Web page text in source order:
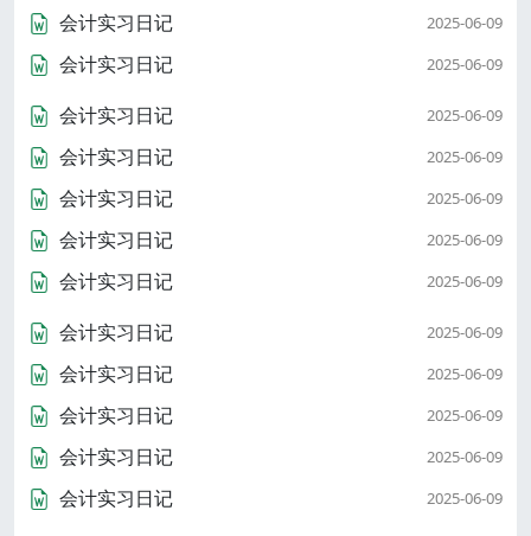
会计实习日记 2025-06-09
会计实习日记 2025-06-09
会计实习日记 2025-06-09
会计实习日记 2025-06-09
会计实习日记 2025-06-09
会计实习日记 2025-06-09
会计实习日记 2025-06-09
会计实习日记 2025-06-09
会计实习日记 2025-06-09
会计实习日记 2025-06-09
会计实习日记 2025-06-09
会计实习日记 2025-06-09